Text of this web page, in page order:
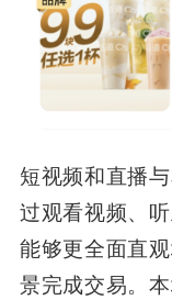
短视频和直播
过观看视频、
能够更全面直
景完成交易。